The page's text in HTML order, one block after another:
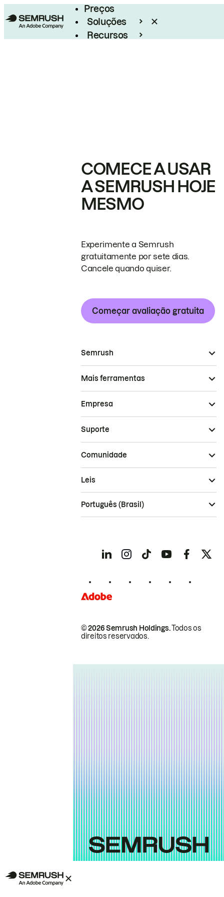
Preços
Soluções
Recursos
COMECE A USAR
A SEMRUSH HOJE
MESMO
Experimente a Semrush
gratuitamente por sete dias.
Cancele quando quiser.
Começar avaliação gratuita
Semrush
Mais ferramentas
Empresa
Suporte
Comunidade
© 2026 Semrush Holdings.Todos os
direitos reservados.
Leis
Português (Brasil)